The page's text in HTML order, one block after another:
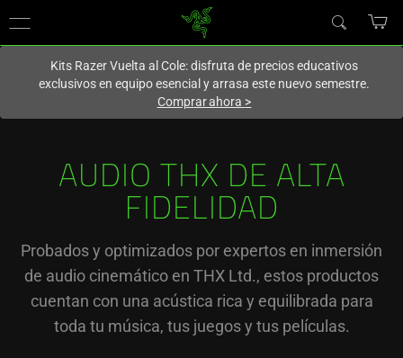
En este momento estás en el sitio de
Kits Razer Vuelta al Cole: disfruta de precios educativos
exclusivos en equipo esencial y arrasa este nuevo semestre.
Comprar ahora >
AUDIO THX DE ALTA
FIDELIDAD
Probados y optimizados por expertos en inmersión
de audio cinemático en THX Ltd., estos productos
cuentan con una acústica rica y equilibrada para
toda tu música, tus juegos y tus películas.